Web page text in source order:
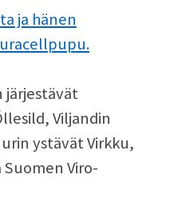
ja hänen
järjestävät
Viljandin
ystävät Virkku,
Viro-